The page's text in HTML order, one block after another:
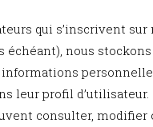
qui s’inscrivent sur
échéant), nous stockons
leur profil d’utilisateur.
consulter, modifier